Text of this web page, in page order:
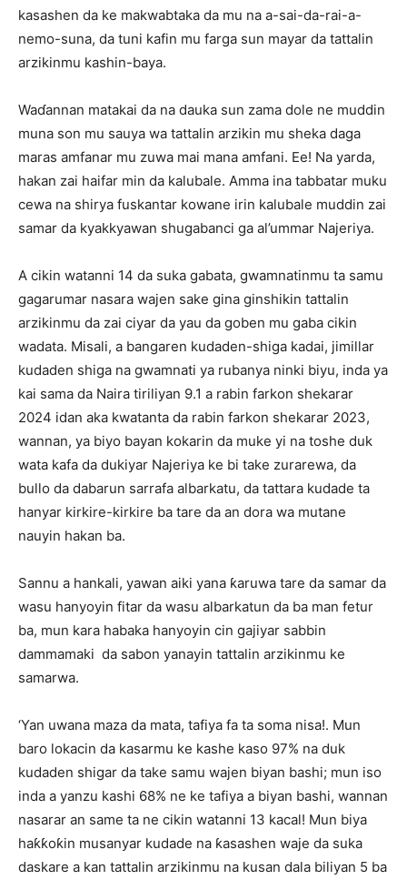
kasashen da ke makwabtaka da mu na a-sai-da-rai-a-
nemo-suna, da tuni kafin mu farga sun mayar da tattalin
arzikinmu kashin-baya.
Waɗannan matakai da na dauka sun zama dole ne muddin
muna son mu sauya wa tattalin arzikin mu sheka daga
maras amfanar mu zuwa mai mana amfani. Ee! Na yarda,
hakan zai haifar min da kalubale. Amma ina tabbatar muku
cewa na shirya fuskantar kowane irin kalubale muddin zai
samar da kyakkyawan shugabanci ga al’ummar Najeriya.
A cikin watanni 14 da suka gabata, gwamnatinmu ta samu
gagarumar nasara wajen sake gina ginshikin tattalin
arzikinmu da zai ciyar da yau da goben mu gaba cikin
wadata. Misali, a bangaren kudaden-shiga kadai, jimillar
kudaden shiga na gwamnati ya rubanya ninki biyu, inda ya
kai sama da Naira tiriliyan 9.1 a rabin farkon shekarar
2024 idan aka kwatanta da rabin farkon shekarar 2023,
wannan, ya biyo bayan kokarin da muke yi na toshe duk
wata kafa da dukiyar Najeriya ke bi take zurarewa, da
bullo da dabarun sarrafa albarkatu, da tattara kudade ta
hanyar kirkire-kirkire ba tare da an dora wa mutane
nauyin hakan ba.
Sannu a hankali, yawan aiki yana ƙaruwa tare da samar da
wasu hanyoyin fitar da wasu albarkatun da ba man fetur
ba, mun kara habaka hanyoyin cin gajiyar sabbin
dammamaki da sabon yanayin tattalin arzikinmu ke
samarwa.
‘Yan uwana maza da mata, tafiya fa ta soma nisa!. Mun
baro lokacin da kasarmu ke kashe kaso 97% na duk
kudaden shigar da take samu wajen biyan bashi; mun iso
inda a yanzu kashi 68% ne ke tafiya a biyan bashi, wannan
nasarar an same ta ne cikin watanni 13 kacal! Mun biya
haƙƙoƙin musanyar kudade na ƙasashen waje da suka
daskare a kan tattalin arzikinmu na kusan dala biliyan 5 ba